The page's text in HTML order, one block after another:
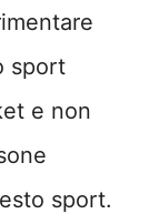
sport
e non
sport.